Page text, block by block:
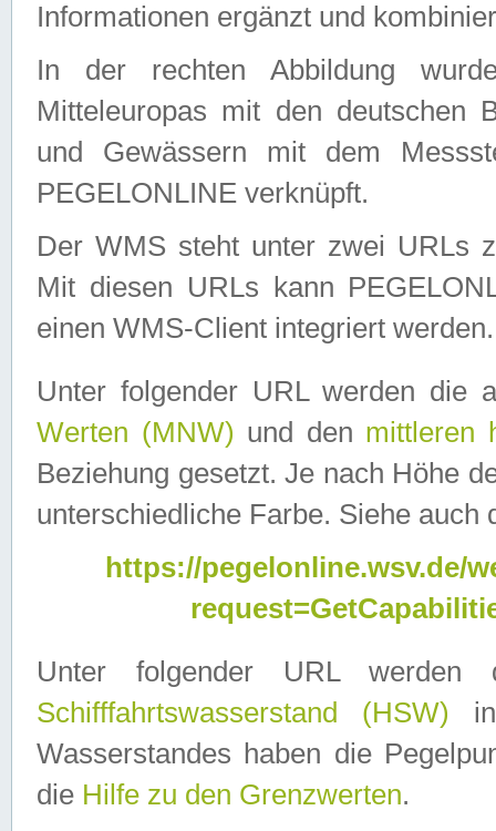
Informationen ergänzt und
In der rechten Abbildung
Mitteleuropas mit den deutschen
und Gewässern mit dem
PEGELONLINE verknüpft.
Der WMS steht unter zwei URLs
Mit diesen URLs kann
einen WMS-Client integriert werden.
Unter folgender URL werden die
Werten (MNW) und den mittleren
Beziehung gesetzt. Je nach Höhe
unterschiedliche Farbe. Siehe auch
https://pegelonline.wsv.de/
Unter folgender URL
Schifffahrtswasserstand (HSW)
Wasserstandes haben die
die Hilfe zu den Grenzwerten.